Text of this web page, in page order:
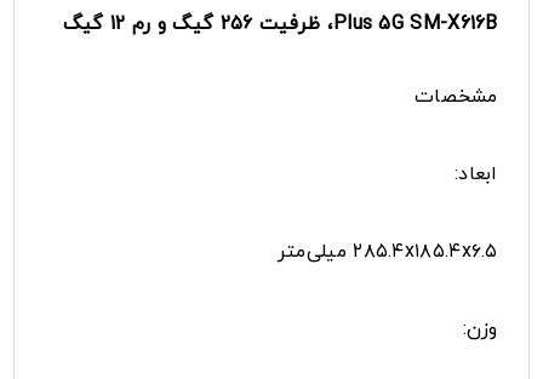
Plus 5G SM-X616B، ظرفیت 256 گیگ و رم 12 گیگ
مشخصات
ابعاد:
۲۸۵.۴x۱۸۵.۴x۶.۵ میلی‌متر
وزن: